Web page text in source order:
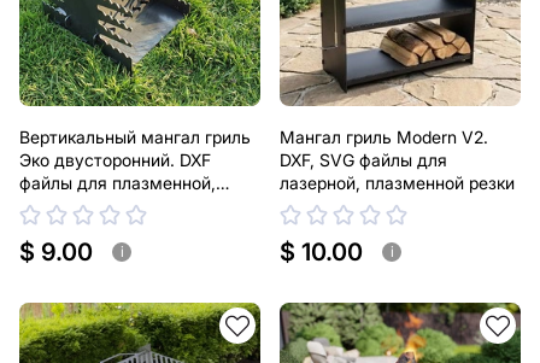
Вертикальный мангал гриль
Эко двусторонний. DXF
файлы для плазменной,
лазерной резки
$ 9.00 i
Мангал гриль Modern V2.
DXF, SVG файлы для
лазерной, плазменной резки
$ 10.00 i